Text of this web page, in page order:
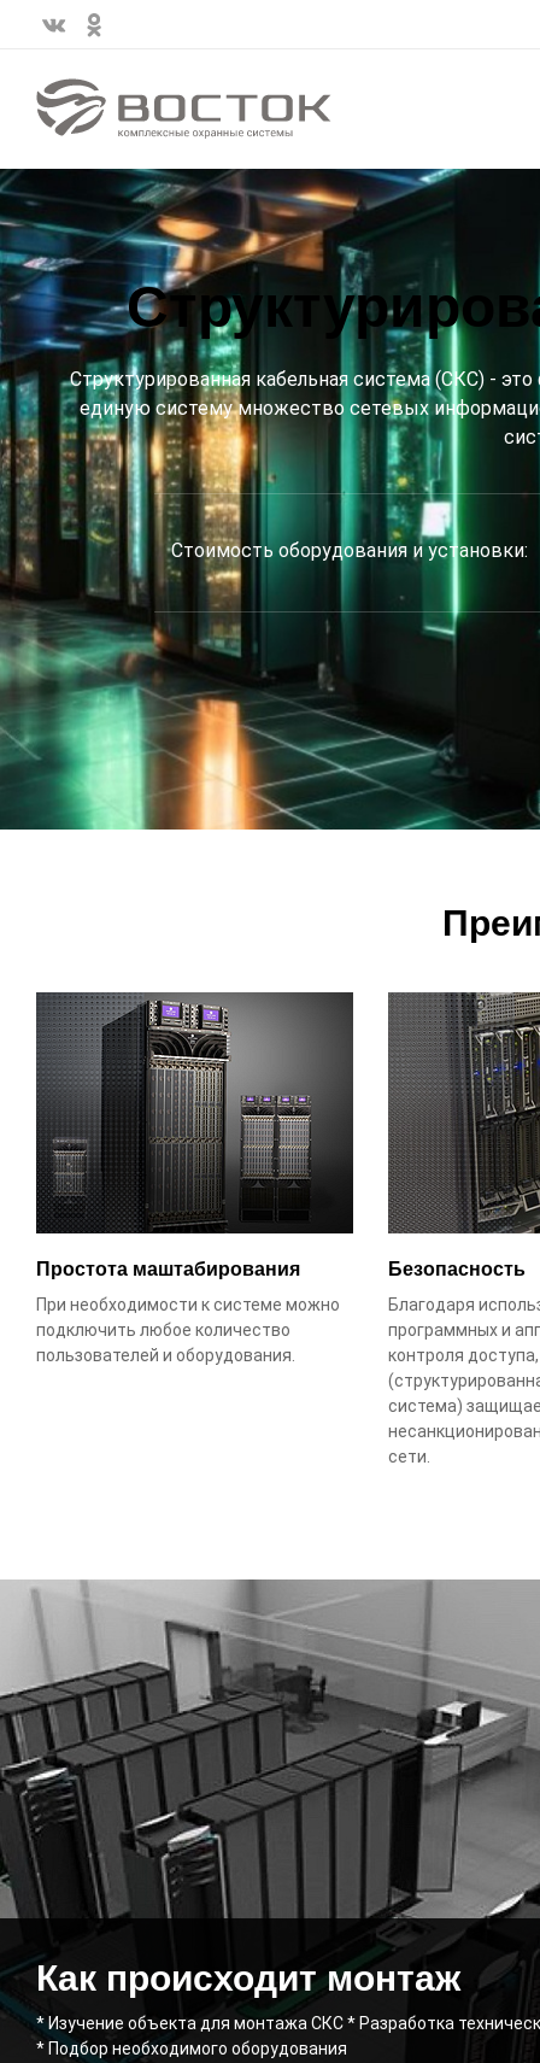
Структурированная кабельная система (СКС) -
единую систему множество сетевых
Стоимость оборудования и установки:
Простота маштабирования
При необходимости к системе можно
подключить любое количество
пользователей и оборудования.
Безопасность
Благодаря
программных и
контроля
система)
сети.
Как происходит монтаж
* Изучение объекта для монтажа СКС * Разработка
* Подбор необходимого оборудования